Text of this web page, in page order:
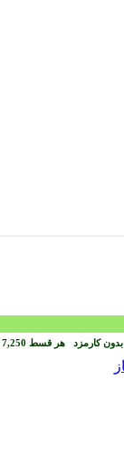
کارمزد هر قسط 7,250